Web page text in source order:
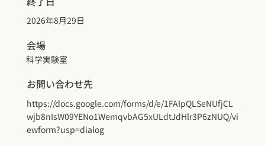
2026年8月29日
会場
科学実験室
お問い合わせ先
https://docs.google.com/forms/d/e/1FAIpQLSeNUfjCL
wjb8nIsW09YENo1WemqvbAG5xULdtJdHlr3P6zNUQ/vi
ewform?usp=dialog